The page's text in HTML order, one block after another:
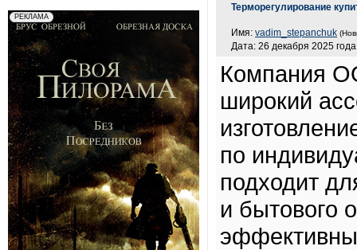
Терморегулирование
Имя: vadim_stepanchuk
Дата: 26 декабря 2025
Компания
широкий
по
подходит
и бытового